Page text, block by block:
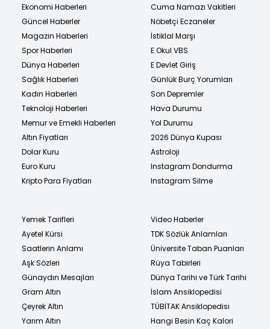
Ekonomi Haberleri
Güncel Haberler
Magazin Haberleri
Spor Haberleri
Dünya Haberleri
Sağlık Haberleri
Kadın Haberleri
Teknoloji Haberleri
Memur ve Emekli Haberleri
Altın Fiyatları
Dolar Kuru
Euro Kuru
Kripto Para Fiyatları
Cuma Namazı Vakitleri
Nöbetçi Eczaneler
İstiklal Marşı
E Okul VBS
E Devlet Giriş
Günlük Burç Yorumları
Son Depremler
Hava Durumu
Yol Durumu
2026 Dünya Kupası
Astroloji
Instagram Dondurma
Instagram Silme
Yemek Tarifleri
Ayetel Kürsi
Saatlerin Anlamı
Aşk Sözleri
Günaydın Mesajları
Gram Altın
Çeyrek Altın
Yarım Altın
Video Haberler
TDK Sözlük Anlamları
Üniversite Taban Puanları
Rüya Tabirleri
Dünya Tarihi ve Türk Tarihi
İslam Ansiklopedisi
TÜBİTAK Ansiklopedisi
Hangi Besin Kaç Kalori